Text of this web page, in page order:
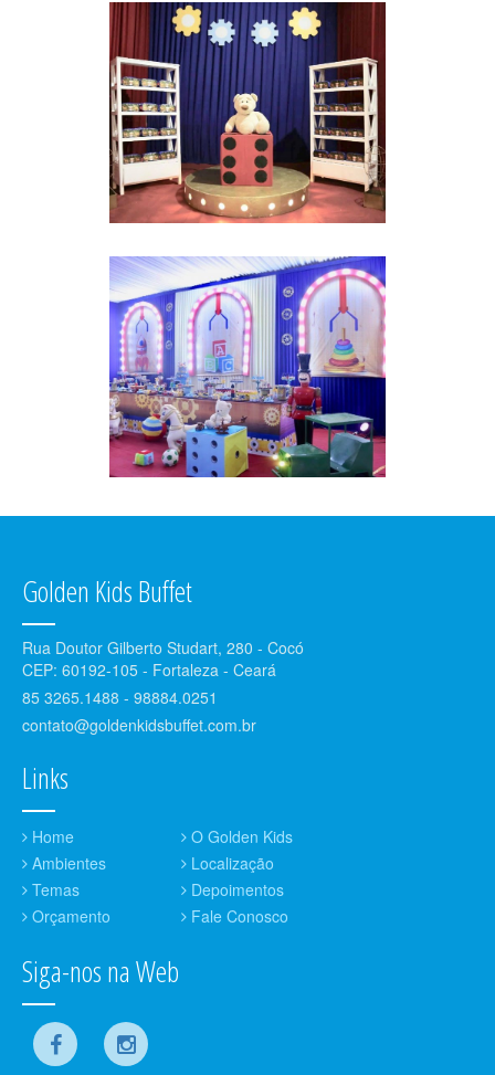
Golden Kids Buffet
Rua Doutor Gilberto Studart, 280 - Cocó
CEP: 60192-105 - Fortaleza - Ceará
85 3265.1488 - 98884.0251
contato@goldenkidsbuffet.com.br
Links
Home
O Golden Kids
Ambientes
Localização
Temas
Depoimentos
Orçamento
Fale Conosco
Siga-nos na Web